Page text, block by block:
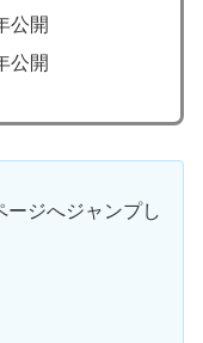
公開
公開
ージへジャンプし